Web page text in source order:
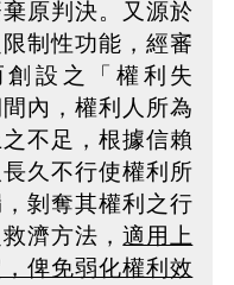
原判決。又源於
制性功能，經審
設之
「權利失
內，權利人所為
不足，根據信賴
久不行使權利所
剝奪其權利之行
濟方法，適用上
俾免弱化權利效